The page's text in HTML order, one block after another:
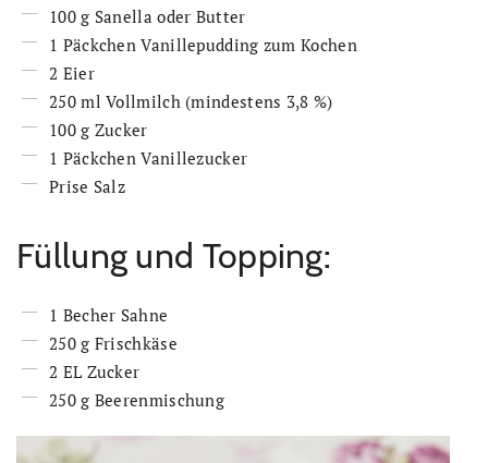
100 g Sanella oder Butter
1 Päckchen Vanillepudding zum Kochen
2 Eier
250 ml Vollmilch (mindestens 3,8 %)
100 g Zucker
1 Päckchen Vanillezucker
Prise Salz
Füllung und Topping:
1 Becher Sahne
250 g Frischkäse
2 EL Zucker
250 g Beerenmischung